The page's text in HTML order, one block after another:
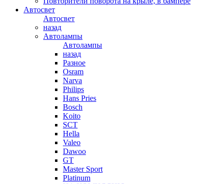
Автосвет
Автосвет
назад
Автолампы
Автолампы
назад
Разное
Osram
Narva
Philips
Hans Pries
Bosch
Koito
SCT
Hella
Valeo
Dawoo
GT
Master Sport
Platinum